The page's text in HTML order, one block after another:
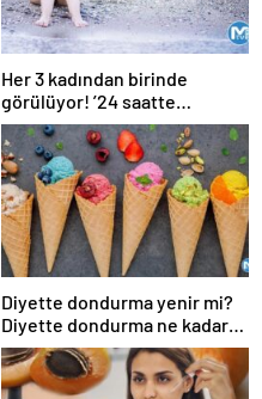
Her 3 kadından birinde
görülüyor! ’24 saatte
geçmiyorsa doktora
başvurulmalı’
Diyette dondurma yenir mi?
Diyette dondurma ne kadar
yenir, ne zaman yenir?